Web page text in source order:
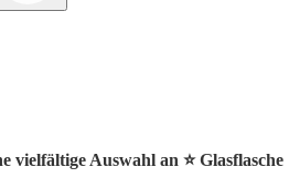
vielfältige Auswahl an ⭐️ Glasflasche